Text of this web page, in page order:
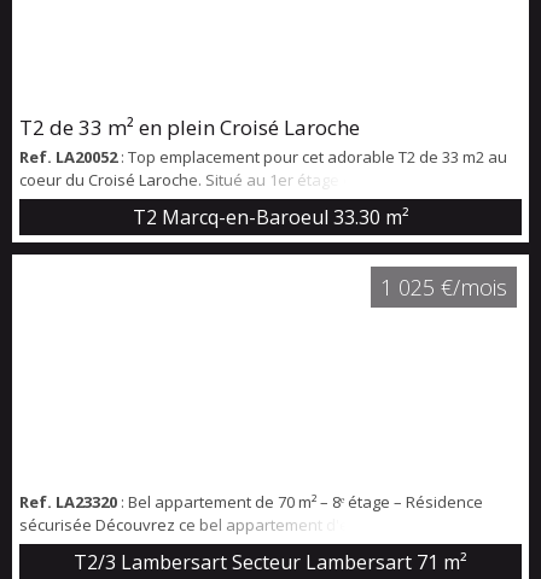
T2 de 33 m² en plein Croisé Laroche
Ref. LA20052: Top emplacement pour cet adorable T2 de 33 m2 au
coeur du Croisé Laroche. Situé au 1er étage d'une petite
copropriété, idéal logement étudiant (EDHEC, SKEMA ... en 20
minutes). Séjour avec parquet chevron, très belle vue sur le Croisé
Laroche. 1 chambre avec placard. Cuisine équipée ouverte. Cave
partagée. Très lumineux, persiennes électrique sur tout
T2 Marcq-en-Baroeul 33.30 m²
Ref. LA23320 : Bel appartement de 70 m² – 8ᵉ étage – Résidence
sécurisée Découvrez ce bel appartement d'environ 70 m²,
idéalement situé à deux pas de l'avenue de l'Hippodrome, dans un
environnement recherché, à proximité du métro, des commerces et
T2/3 Lambersart Secteur Lambersart 71 m²
1 025 €/mois